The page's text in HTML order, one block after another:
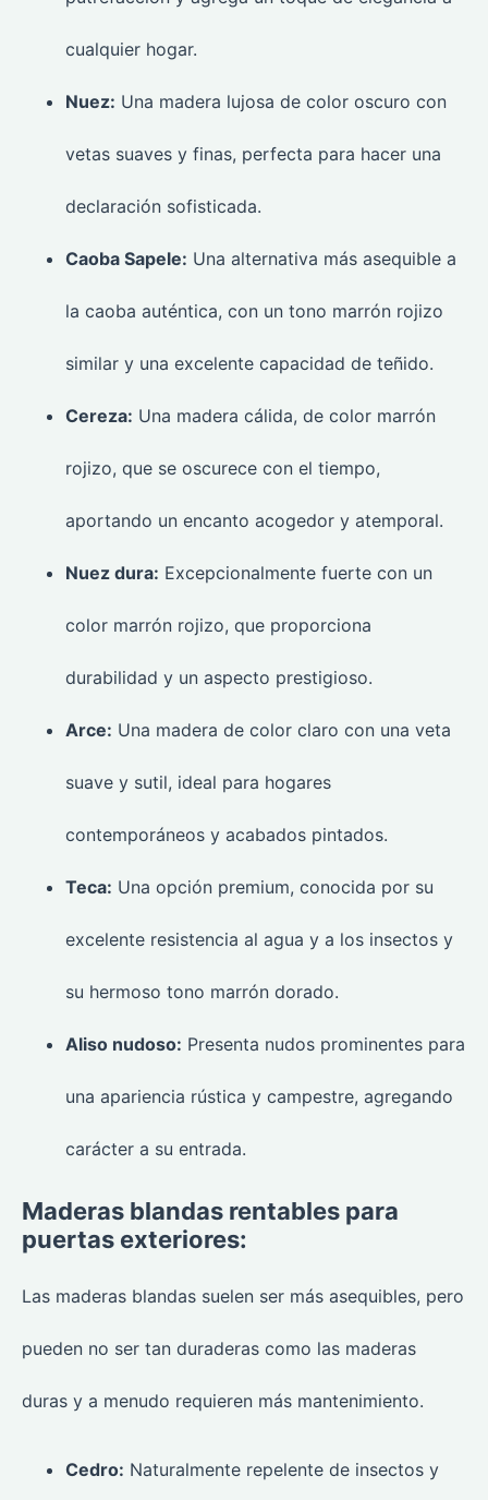
cualquier hogar.
Nuez: Una madera lujosa de color oscuro con
vetas suaves y finas, perfecta para hacer una
declaración sofisticada.
Caoba Sapele: Una alternativa más asequible a
la caoba auténtica, con un tono marrón rojizo
similar y una excelente capacidad de teñido.
Cereza: Una madera cálida, de color marrón
rojizo, que se oscurece con el tiempo,
aportando un encanto acogedor y atemporal.
Nuez dura: Excepcionalmente fuerte con un
color marrón rojizo, que proporciona
durabilidad y un aspecto prestigioso.
Arce: Una madera de color claro con una veta
suave y sutil, ideal para hogares
contemporáneos y acabados pintados.
Teca: Una opción premium, conocida por su
excelente resistencia al agua y a los insectos y
su hermoso tono marrón dorado.
Aliso nudoso: Presenta nudos prominentes para
una apariencia rústica y campestre, agregando
carácter a su entrada.
Maderas blandas rentables para
puertas exteriores:
Las maderas blandas suelen ser más asequibles, pero
pueden no ser tan duraderas como las maderas
duras y a menudo requieren más mantenimiento.
Cedro: Naturalmente repelente de insectos y